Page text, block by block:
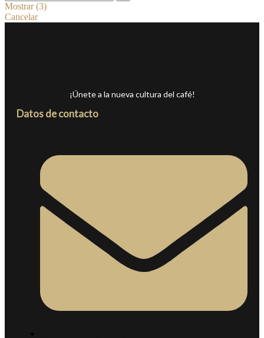
Mostrar(3)
Cancelar
¡Únete a la nueva cultura del café!
Datos de contacto